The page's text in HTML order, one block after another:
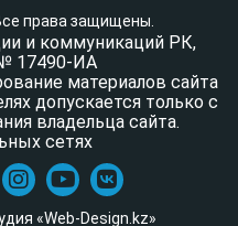
права защищены.
и коммуникаций РК,
№ 17490-ИА
материалов сайта
допускается только с
владельца сайта.
сетях
«Web-Design.kz»